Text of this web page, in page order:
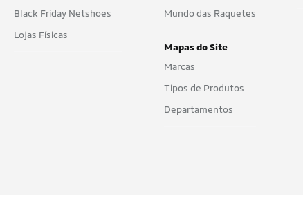
Black Friday Netshoes
Lojas Físicas
Mundo das Raquetes
Mapas do Site
Marcas
Tipos de Produtos
Departamentos